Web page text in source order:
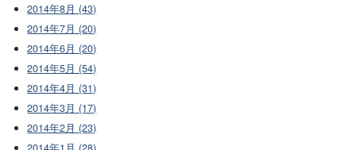
2014年8月 (43)
2014年7月 (20)
2014年6月 (20)
2014年5月 (54)
2014年4月 (31)
2014年3月 (17)
2014年2月 (23)